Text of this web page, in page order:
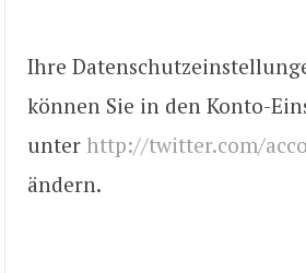
Ihre
können Sie in den Konto-
unter http://twitter.com/
ändern.